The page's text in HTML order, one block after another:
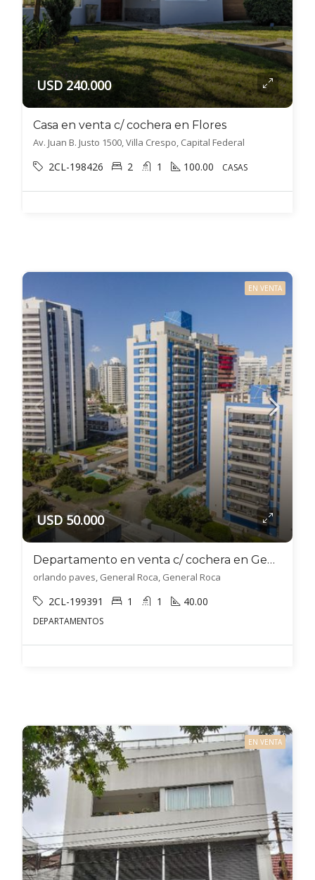
USD 240.000
Casa en venta c/ cochera en Flores
Av. Juan B. Justo 1500, Villa Crespo, Capital Federal
2CL-198426 2 1 100.00 CASAS
EN VENTA
USD 50.000
Departamento en venta c/ cochera en General Roca
orlando paves, General Roca, General Roca
2CL-199391 1 1 40.00
DEPARTAMENTOS
EN VENTA